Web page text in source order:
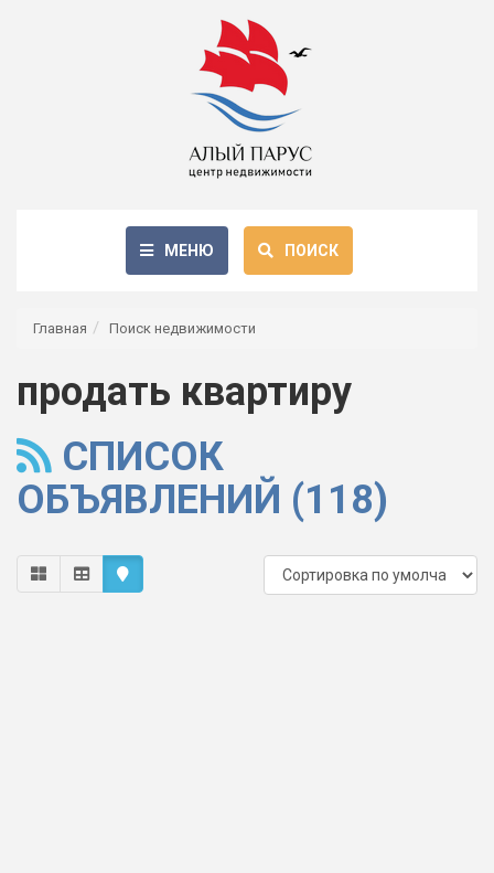
МЕНЮ ПОИСК
Главная Поиск недвижимости
продать квартиру
СПИСОК
ОБЪЯВЛЕНИЙ (118)